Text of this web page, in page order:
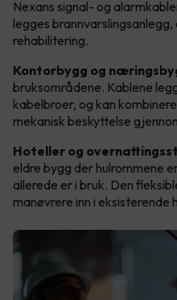
Nexans signal- og
legges
rehabilitering.
Kontorbygg og
bruksområdene. Kablene
kabelbroer, og kan
mekanisk beskyttelse
Hoteller og
eldre bygg der hulrommene
allerede er i bruk. Den
manøvrere inn i